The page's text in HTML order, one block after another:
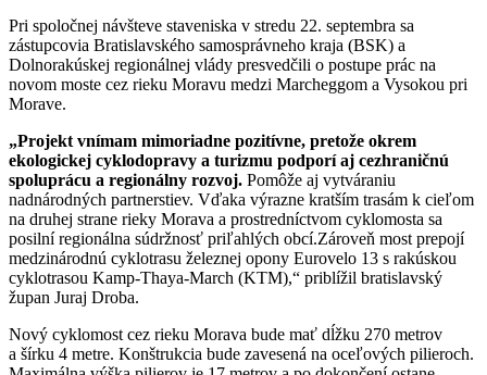
Pri spoločnej návšteve staveniska v stredu 22. septembra sa
zástupcovia Bratislavského samosprávneho kraja (BSK) a
Dolnorakúskej regionálnej vlády presvedčili o postupe prác na
novom moste cez rieku Moravu medzi Marcheggom a Vysokou pri
Morave.
„Projekt vnímam mimoriadne pozitívne, pretože okrem
ekologickej cyklodopravy a turizmu podporí aj cezhraničnú
spoluprácu a regionálny rozvoj. Pomôže aj vytváraniu
nadnárodných partnerstiev. Vďaka výrazne kratším trasám k cieľom
na druhej strane rieky Morava a prostredníctvom cyklomosta sa
posilní regionálna súdržnosť priľahlých obcí.Zároveň most prepojí
medzinárodnú cyklotrasu železnej opony Eurovelo 13 s rakúskou
cyklotrasou Kamp-Thaya-March (KTM),“ priblížil bratislavský
župan Juraj Droba.
Nový cyklomost cez rieku Morava bude mať dĺžku 270 metrov
a šírku 4 metre. Konštrukcia bude zavesená na oceľových pilieroch.